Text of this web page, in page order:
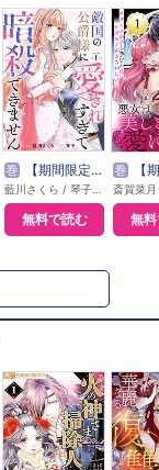
巻 【期間限定無料】敵国の公爵様に愛されすぎて暗殺できません！
無料で読む
巻 【期間限定無
無